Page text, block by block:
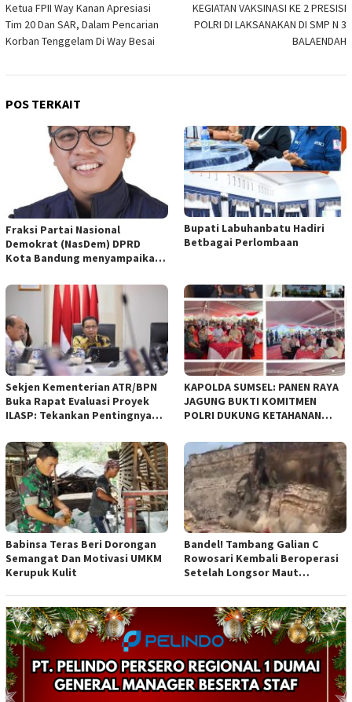
pos
Ketua FPII Way Kanan Apresiasi
Tim 20 Dan SAR, Dalam Pencarian
Korban Tenggelam Di Way Besai
KEGIATAN VAKSINASI KE 2 PRESISI
POLRI DI LAKSANAKAN DI SMP N 3
BALAENDAH
POS TERKAIT
Fraksi Partai Nasional
Demokrat (NasDem) DPRD
Kota Bandung menyampaikan
empat Rancangan Peraturan
Daerah (Raperda) yang
diajukan Pemerintah Kota
Bandung
Bupati Labuhanbatu Hadiri
Betbagai Perlombaan
Sekjen Kementerian ATR/BPN
Buka Rapat Evaluasi Proyek
ILASP: Tekankan Pentingnya
Anggaran
KAPOLDA SUMSEL: PANEN RAYA
JAGUNG BUKTI KOMITMEN
POLRI DUKUNG KETAHANAN
Babinsa Teras Beri Dorongan
Semangat Dan Motivasi UMKM
Kerupuk Kulit
Bandel! Tambang Galian C
Rowosari Kembali Beroperasi
Setelah Longsor Maut